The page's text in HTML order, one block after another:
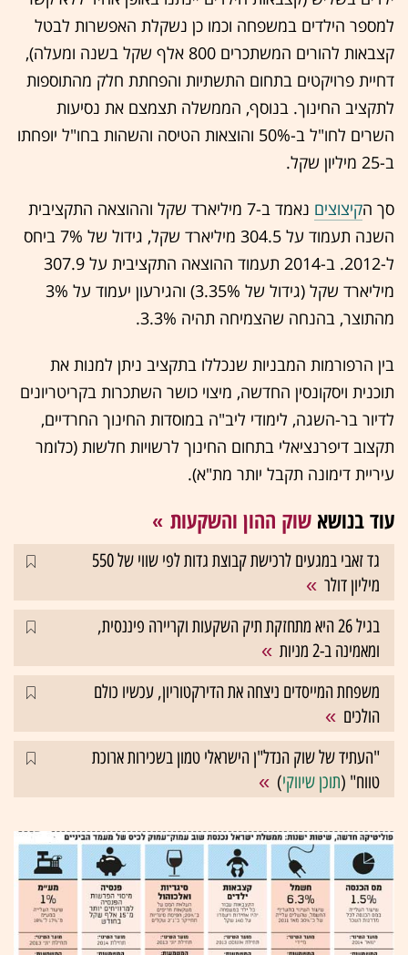
למספר הילדים במשפחה וכמו כן נשקלת האפשרות לבטל
קצבאות להורים המשתכרים 800 אלף שקל בשנה ומעלה),
דחיית פרויקטים בתחום התשתיות והפחתת חלק מהתוספות
לתקציב החינוך. בנוסף, הממשלה תצמצם את נסיעות
השרים לחו"ל ב-50% והוצאות הטיסה והשהות בחו"ל יופחתו
ב-25 מיליון שקל.
סך הקיצוצים
נאמד ב-7 מיליארד שקל וההוצאה התקציבית
השנה תעמוד על 304.5 מיליארד שקל, גידול של 7% ביחס
ל-2012. ב-2014 תעמוד ההוצאה התקציבית על 307.9
מיליארד שקל (גידול של 3.35%) והגירעון יעמוד על 3%
מהתוצר, בהנחה שהצמיחה תהיה 3.3%.
בין הרפורמות המבניות שנכללו בתקציב ניתן למנות את
תוכנית ויסקונסין החדשה, מיצוי כושר השתכרות בקריטריונים
לדיור בר-השגה, לימודי ליב"ה במוסדות החינוך החרדיים,
תקצוב דיפרנציאלי בתחום החינוך לרשויות חלשות (כלומר
עיריית דימונה תקבל יותר מת"א).
עוד בנושא שוק ההון והשקעות
גד זאבי במגעים לרכישת קבוצת גדות לפי שווי של 550
מיליון דולר
בגיל 26 היא מתחזקת תיק השקעות וקריירה פיננסית,
ומאמינה ב-2 מניות
משפחת המייסדים ניצחה את הדירקטוריון, עכשיו כולם
הולכים
"העתיד של שוק הנדל"ן הישראלי טמון בשכירות ארוכת
טווח" (תוכן שיווקי)